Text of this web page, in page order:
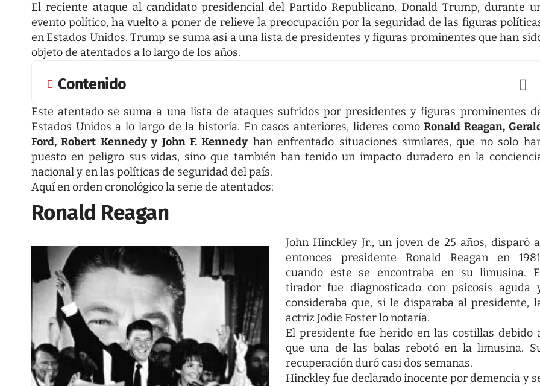
El reciente ataque al candidato presidencial del Partido Republicano, Donald Trump, durante
evento político, ha vuelto a poner de relieve la preocupación por la seguridad de las figuras
en Estados Unidos. Trump se suma así a una lista de presidentes y figuras prominentes que han
objeto de atentados a lo largo de los años.
Contenido
Este atentado se suma a una lista de ataques sufridos por presidentes y figuras prominentes
Estados Unidos a lo largo de la historia. En casos anteriores, líderes comoRonald Reagan,
Ford, Robert Kennedy y John F. Kennedy han enfrentado situaciones similares, que no solo
puesto en peligro sus vidas, sino que también han tenido un impacto duradero en la
nacional y en las políticas de seguridad del país.
Aquí en orden cronológico la serie de atentados:
Ronald Reagan
John Hinckley Jr., un joven de 25 años, disparó
entonces presidente Ronald Reagan en
cuando este se encontraba en su limusina.
tirador fue diagnosticado con psicosis aguda
consideraba que, si le disparaba al presidente,
actriz Jodie Foster lo notaría.
El presidente fue herido en las costillas debido
que una de las balas rebotó en la limusina.
recuperación duró casi dos semanas.
Hinckley fue declarado inocente por demencia y